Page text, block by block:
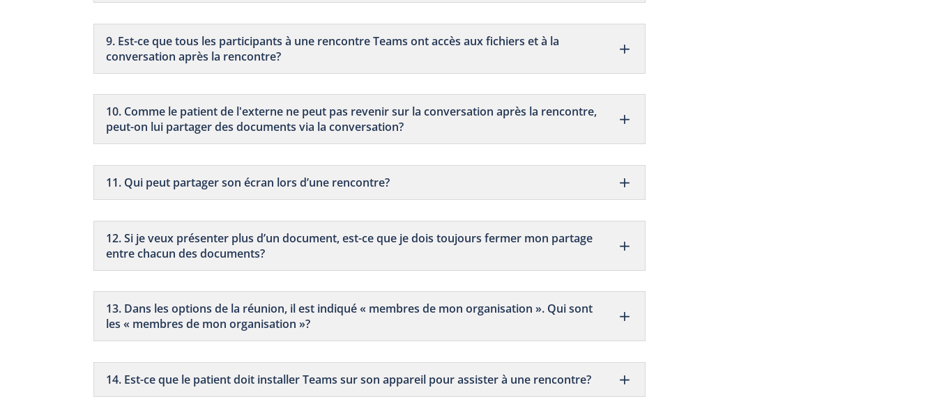
9. Est-ce que tous les participants à une rencontre Teams ont accès aux fichiers et à la
conversation après la rencontre?
10. Comme le patient de l'externe ne peut pas revenir sur la conversation après la rencontre,
peut-on lui partager des documents via la conversation?
11. Qui peut partager son écran lors d’une rencontre?
12. Si je veux présenter plus d’un document, est-ce que je dois toujours fermer mon partage
entre chacun des documents?
13. Dans les options de la réunion, il est indiqué « membres de mon organisation ». Qui sont
les « membres de mon organisation »?
14. Est-ce que le patient doit installer Teams sur son appareil pour assister à une rencontre?